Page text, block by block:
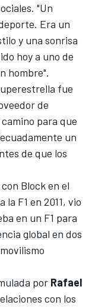
"Un
Era un
y una sonrisa
hoy a uno de
hombre".
fue
de
para que
un
de que los
Block en el
la F1 en 2011, vio
en un F1 para
global en dos
por Rafael
con los